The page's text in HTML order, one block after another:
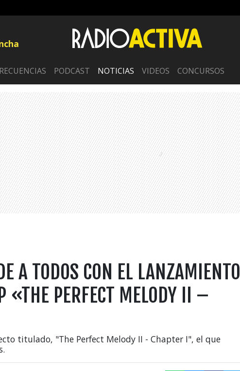
PODCAST NOTICIAS VIDEOS CONCURSOS
A TODOS CON EL LANZAMIENTO
«THE PERFECT MELODY II –
titulado, "The Perfect Melody II - Chapter I", el que